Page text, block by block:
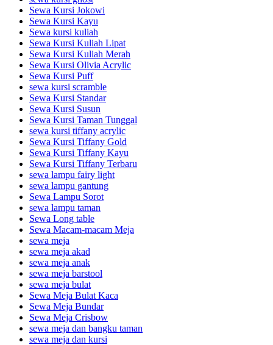
Sewa Kursi Jokowi
Sewa Kursi Kayu
Sewa kursi kuliah
Sewa Kursi Kuliah Lipat
Sewa Kursi Kuliah Merah
Sewa Kursi Olivia Acrylic
Sewa Kursi Puff
sewa kursi scramble
Sewa Kursi Standar
Sewa Kursi Susun
Sewa Kursi Taman Tunggal
sewa kursi tiffany acrylic
Sewa Kursi Tiffany Gold
Sewa Kursi Tiffany Kayu
Sewa Kursi Tiffany Terbaru
sewa lampu fairy light
sewa lampu gantung
Sewa Lampu Sorot
sewa lampu taman
Sewa Long table
Sewa Macam-macam Meja
sewa meja
sewa meja akad
sewa meja anak
sewa meja barstool
sewa meja bulat
Sewa Meja Bulat Kaca
Sewa Meja Bundar
Sewa Meja Crisbow
sewa meja dan bangku taman
sewa meja dan kursi